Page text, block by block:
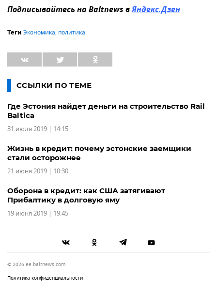
Подписывайтесь на Baltnews вЯндекс.Дзен
Теги Экономика, политика
ССЫЛКИ ПО ТЕМЕ
Где Эстония найдет деньги на строительство Rail
Baltica
31 июля 2019 | 14:15
Жизнь в кредит: почему эстонские заемщики
стали осторожнее
21 июня 2019 | 10:30
Оборона в кредит: как США затягивают
Прибалтику в долговую яму
19 июня 2019 | 19:45
© 2026 ee.baltnews.com
Политика конфиденциальности